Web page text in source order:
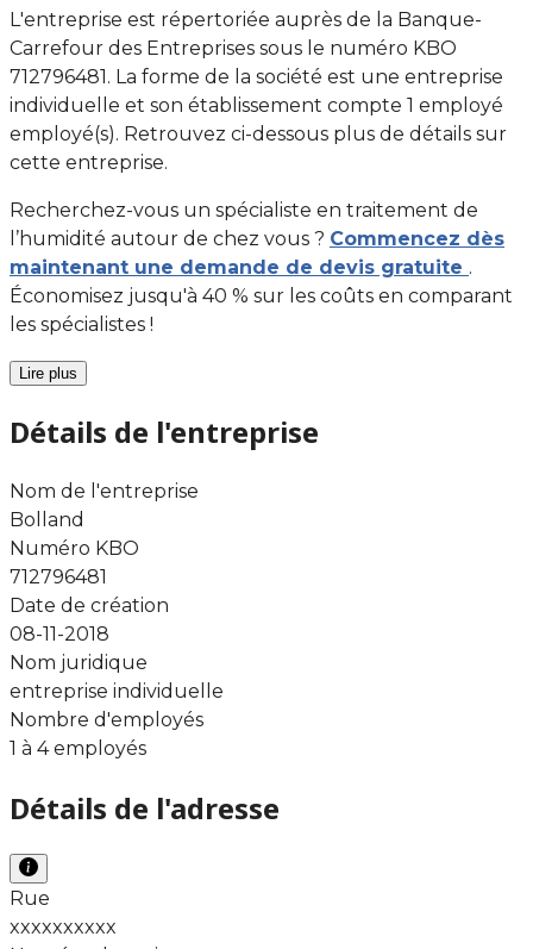
L'entreprise est répertoriée auprès de la Banque-
Carrefour des Entreprises sous le numéro KBO
712796481. La forme de la société est une entreprise
individuelle et son établissement compte 1 employé
employé(s). Retrouvez ci-dessous plus de détails sur
cette entreprise.
Recherchez-vous un spécialiste en traitement de
l’humidité autour de chez vous ? Commencez dès
maintenant une demande de devis gratuite .
Économisez jusqu'à 40 % sur les coûts en comparant
les spécialistes !
Lire plus
Détails de l'entreprise
Nom de l'entreprise
Bolland
Numéro KBO
712796481
Date de création
08-11-2018
Nom juridique
entreprise individuelle
Nombre d'employés
1 à 4 employés
Détails de l'adresse
Rue
xxxxxxxxxx